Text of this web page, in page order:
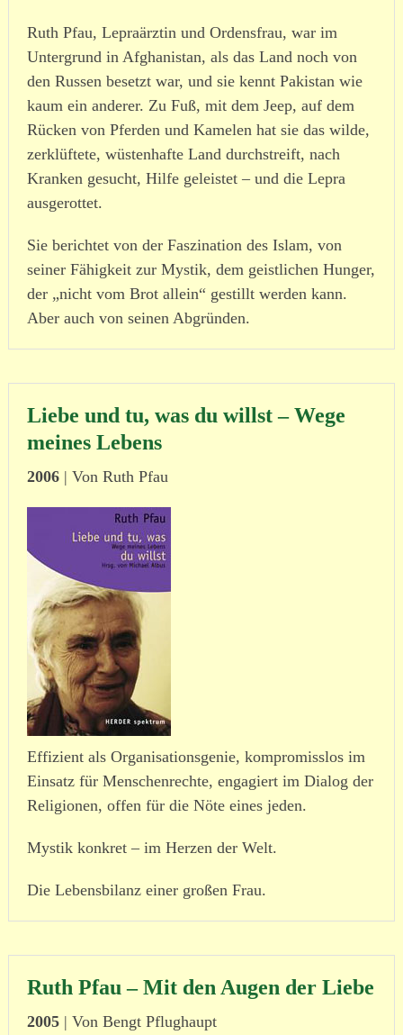
Ruth Pfau, Lepraärztin und Ordensfrau, war im
Untergrund in Afghanistan, als das Land noch von
den Russen besetzt war, und sie kennt Pakistan wie
kaum ein anderer. Zu Fuß, mit dem Jeep, auf dem
Rücken von Pferden und Kamelen hat sie das wilde,
zerklüftete, wüsten­hafte Land durch­streift, nach
Kranken gesucht, Hilfe geleistet – und die Lepra
ausge­rottet.
Sie berichtet von der Faszination des Islam, von
seiner Fähigkeit zur Mystik, dem geist­lichen Hunger,
der „nicht vom Brot allein“ gestillt werden kann.
Aber auch von seinen Abgründen.
Liebe und tu, was du willst – Wege
meines Lebens
2006| Von Ruth Pfau
Effizient als Organisationsgenie, kompro­misslos im
Einsatz für Menschenrechte, enga­giert im Dialog der
Religionen, offen für die Nöte eines jeden.
Mystik konkret – im Herzen der Welt.
Die Lebensbilanz einer großen Frau.
Ruth Pfau – Mit den Augen der Liebe
2005| Von Bengt Pflughaupt